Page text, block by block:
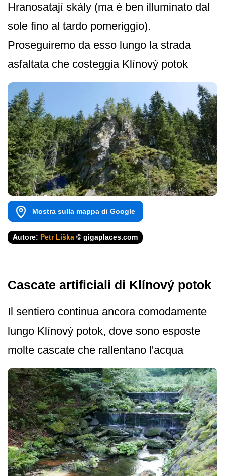
Hranosatají skály (ma è ben illuminato dal
sole fino al tardo pomeriggio).
Proseguiremo da esso lungo la strada
asfaltata che costeggia Klínový potok
Mostra sulla mappa di Google
Autore: Petr Liška © gigaplaces.com
Cascate artificiali di Klínový potok
Il sentiero continua ancora comodamente
lungo Klínový potok, dove sono esposte
molte cascate che rallentano l'acqua